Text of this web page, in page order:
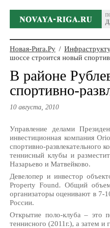
Новая-Рига.Ру /
шоссе строится новый
В районе
спортивно-
10 августа, 2010
Управление делами
инвестиционная компания
спортивно-развлекательного
теннисный клубы и
Назарьево и Матвейково.
Девелопер и инвестор
Property Found. Общий
организаторы оценивают в 7-
России.
Открытие поло-клуба – это
теннисного (2011г.), а затем и